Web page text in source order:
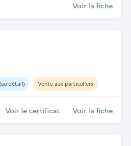
Voir la fiche
détail) Vente aux particuliers
Voir le certificat Voir la fiche